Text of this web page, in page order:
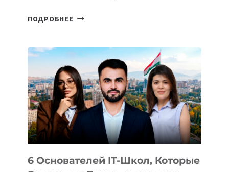
ПОДРОБНЕЕ СТАЛИ
ВНЕШНЕГО
ВИДА
НОВОГО
УСТРОЙСТВА
ОТ
OPENAI
6 Основателей IT-Школ, Которые